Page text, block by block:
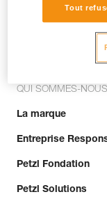
Rejoignez
QUI SOMMES-
La marque
Entreprise
Petzl Fondation
Petzl Solutions
Tout